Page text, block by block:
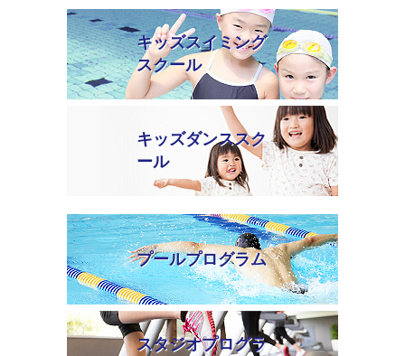
キッズスイミング
スクール
キッズダンススク
ール
プールプログラム
スタジオプログラ